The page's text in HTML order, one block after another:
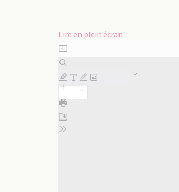
Lire en plein écran
Aller
au
contenu
PDF